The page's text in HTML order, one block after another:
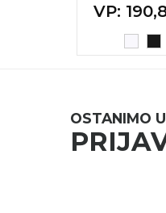
VP:
OSTANIMO